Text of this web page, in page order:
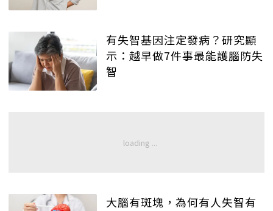
有失智基因注定發病？研究顯
示：越早做7件事最能護腦防失
智
大腦有斑塊，為何有人失智有